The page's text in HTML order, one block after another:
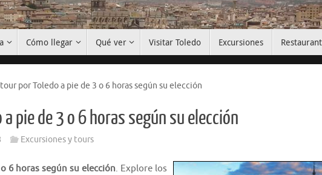
Cómo llegar Qué ver Visitar Toledo Excursiones
por Toledo a pie de 3 o 6 horas según su elección
pie de 3 o 6 horas según su elección
Excursiones y tours
6 horas según su elección. Explore los